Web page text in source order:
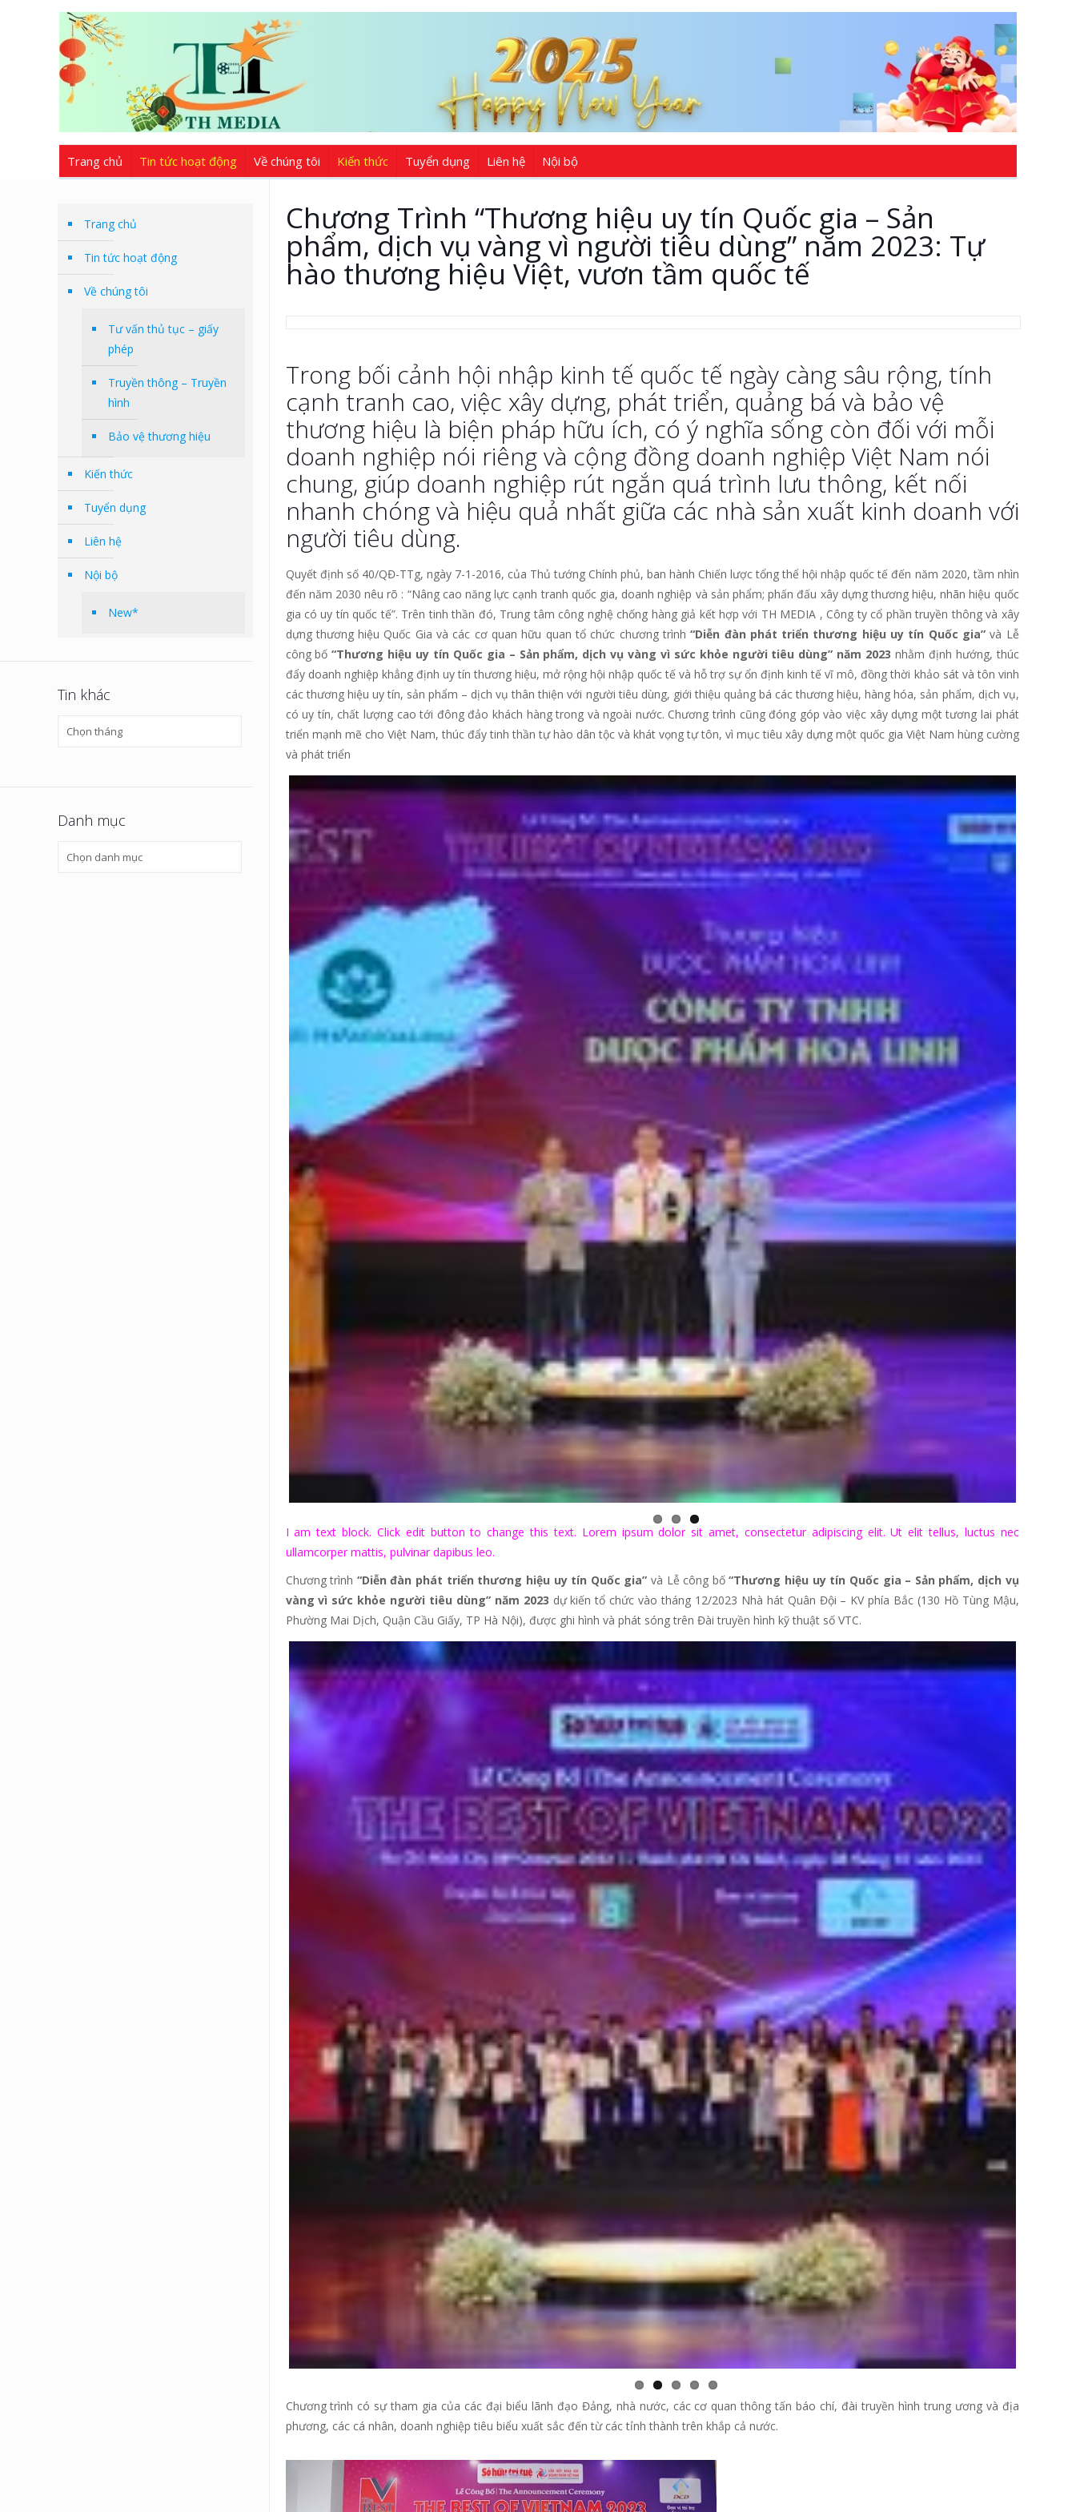
Trang chủ Tin tức hoạt động Về chúng tôi Kiến thức Tuyển dụng Liên hệ Nội bộ
Chương Trình “Thương hiệu uy tín Quốc gia – Sản
phẩm, dịch vụ vàng vì người tiêu dùng” năm 2023: Tự
hào thương hiệu Việt, vươn tầm quốc tế
Trong bối cảnh hội nhập kinh tế quốc tế ngày càng sâu rộng, tính
cạnh tranh cao, việc xây dựng, phát triển, quảng bá và bảo vệ
thương hiệu là biện pháp hữu ích, có ý nghĩa sống còn đối với mỗi
doanh nghiệp nói riêng và cộng đồng doanh nghiệp Việt Nam nói
chung, giúp doanh nghiệp rút ngắn quá trình lưu thông, kết nối
nhanh chóng và hiệu quả nhất giữa các nhà sản xuất kinh doanh với
người tiêu dùng.
Quyết định số 40/QĐ-TTg, ngày 7-1-2016, của Thủ tướng Chính phủ, ban hành Chiến lược tổng thể hội nhập quốc tế đến năm 2020, tầm nhìn
đến năm 2030 nêu rõ : “Nâng cao năng lực cạnh tranh quốc gia, doanh nghiệp và sản phẩm; phấn đấu xây dựng thương hiệu, nhãn hiệu quốc
gia có uy tín quốc tế”. Trên tinh thần đó, Trung tâm công nghệ chống hàng giả kết hợp với TH MEDIA , Công ty cổ phần truyền thông và xây
dựng thương hiệu Quốc Gia và các cơ quan hữu quan tổ chức chương trình“Diễn đàn phát triển thương hiệu uy tín Quốc gia” và Lễ
công bố“Thương hiệu uy tín Quốc gia – Sản phẩm, dịch vụ vàng vì sức khỏe người tiêu dùng” năm 2023 nhằm định hướng, thúc
đẩy doanh nghiệp khẳng định uy tín thương hiệu, mở rộng hội nhập quốc tế và hỗ trợ sự ổn định kinh tế vĩ mô, đồng thời khảo sát và tôn vinh
các thương hiệu uy tín, sản phẩm – dịch vụ thân thiện với người tiêu dùng, giới thiệu quảng bá các thương hiệu, hàng hóa, sản phẩm, dịch vụ,
có uy tín, chất lượng cao tới đông đảo khách hàng trong và ngoài nước. Chương trình cũng đóng góp vào việc xây dựng một tương lai phát
triển mạnh mẽ cho Việt Nam, thúc đẩy tinh thần tự hào dân tộc và khát vọng tự tôn, vì mục tiêu xây dựng một quốc gia Việt Nam hùng cường
và phát triển
I am text block. Click edit button to change this text. Lorem ipsum dolor sit amet, consectetur adipiscing elit. Ut elit tellus, luctus nec
ullamcorper mattis, pulvinar dapibus leo.
Chương trình “Diễn đàn phát triển thương hiệu uy tín Quốc gia” và Lễ công bố“Thương hiệu uy tín Quốc gia – Sản phẩm, dịch vụ
vàng vì sức khỏe người tiêu dùng” năm 2023 dự kiến tổ chức vào tháng 12/2023 Nhà hát Quân Đội – KV phía Bắc (130 Hồ Tùng Mậu,
Phường Mai Dịch, Quận Cầu Giấy, TP Hà Nội), được ghi hình và phát sóng trên Đài truyền hình kỹ thuật số VTC.
Chương trình có sự tham gia của các đại biểu lãnh đạo Đảng, nhà nước, các cơ quan thông tấn báo chí, đài truyền hình trung ương và địa
phương, các cá nhân, doanh nghiệp tiêu biểu xuất sắc đến từ các tỉnh thành trên khắp cả nước.
Trang chủ
Tin tức hoạt động
Về chúng tôi
Tư vấn thủ tục – giấy
phép
Truyền thông – Truyền
hình
Bảo vệ thương hiệu
Kiến thức
Tuyển dụng
Liên hệ
Nội bộ
New*
Tin khác
Tin
Danh mục
Danh